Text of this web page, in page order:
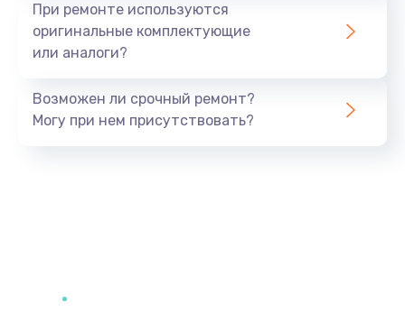
При ремонте используются
оригинальные комплектующие
или аналоги?
Возможен ли срочный ремонт?
Могу при нем присутствовать?